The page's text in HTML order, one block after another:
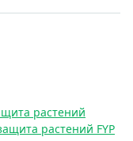
растений
растений FYP